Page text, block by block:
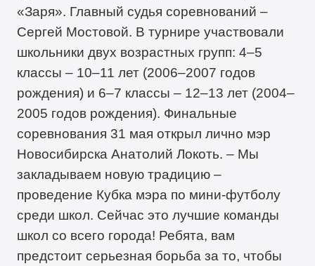
«Заря». Главный судья соревнований –
Сергей Мостовой. В турнире участвовали
школьники двух возрастных групп: 4–5
классы – 10–11 лет (2006–2007 годов
рождения) и 6–7 классы – 12–13 лет (2004–
2005 годов рождения). Финальные
соревнования 31 мая открыл лично мэр
Новосибирска Анатолий Локоть. – Мы
закладываем новую традицию –
проведение Кубка мэра по мини-футболу
среди школ. Сейчас это лучшие команды
школ со всего города! Ребята, вам
предстоит серьезная борьба за то, чтобы